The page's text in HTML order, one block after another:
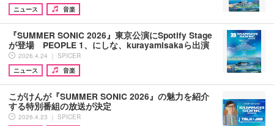
ニュース
音楽
『SUMMER SONIC 2026』東京公演にSpotify Stage
が登場 PEOPLE 1、にしな、kurayamisakaら出演
2026.4.24 ｜ SPICER
ニュース
音楽
こがけんが『SUMMER SONIC 2026』の魅力を紹介
する特別番組の放送が決定
2026.4.23 ｜ SPICER